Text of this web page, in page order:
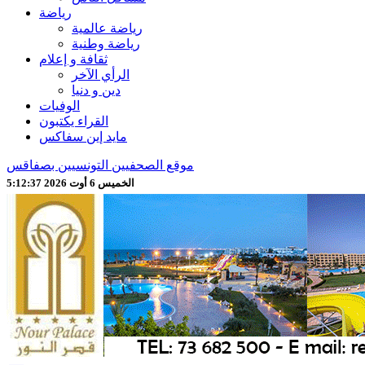
رياضة
رياضة عالمية
رياضة وطنية
ثقافة و إعلام
الرأي الآخر
دين و دنيا
الوفيات
القراء يكتبون
مايد إين سفاكس
موقع الصحفيين التونسيين بصفاقس
الخميس 6 أوت 2026 5:12:39